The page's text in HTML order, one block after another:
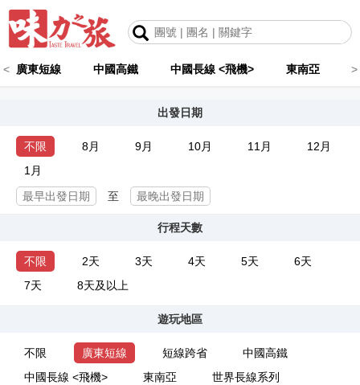
< 廣東短線 中國高鐵 中國長線 <飛機> 東南亞 >
出發日期
不限 8月 9月 10月 11月
12月
1月
至
行程天數
不限 2天 3天 4天 5天
6天
7天
8天及以上
遊玩地區
不限 廣東短線 短線跨省
中國高鐵
中國長線 <飛機>
東南亞
世界長線系列